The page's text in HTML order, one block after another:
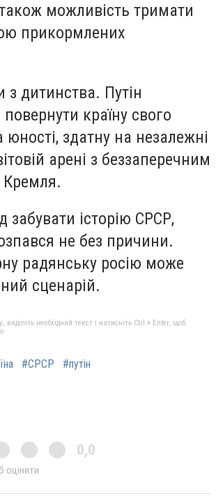
можливість тримати
прикормлених
з дитинства. Путін
країну свого
юності, здатну на незалежні
арені з беззаперечним
Кремля.
забувати історію СРСР,
не без причини.
радянську росію може
сценарій.
необхідний текст і натисніть Ctrl + Enter, щоб
#СРСР #путін
0,0
оцінити